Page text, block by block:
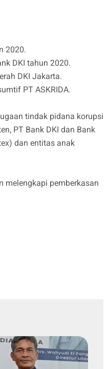
2020.
DKI tahun 2020.
DKI Jakarta.
PT ASKRIDA.
tindak pidana korupsi
PT Bank DKI dan Bank
dan entitas anak
melengkapi pemberkasan